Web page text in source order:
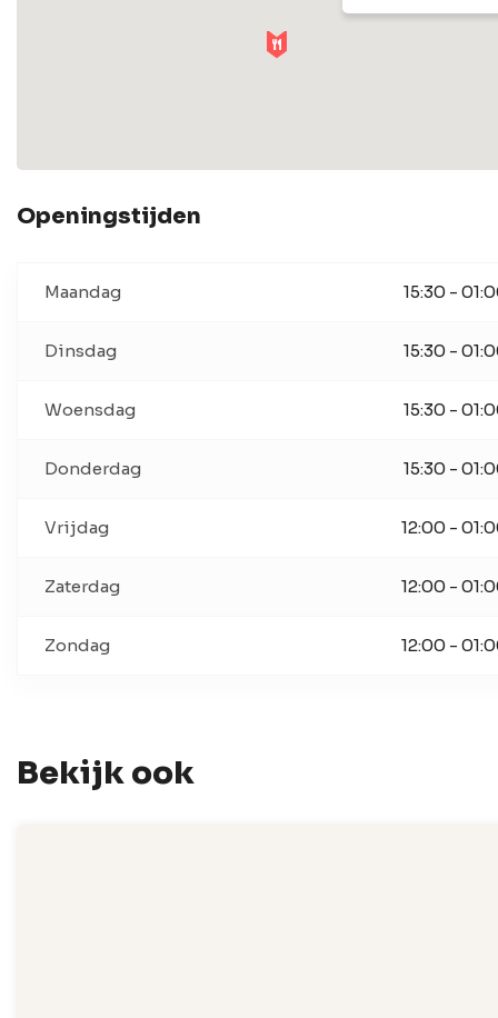
Openingstijden
Maandag 15:30 -
Dinsdag 15:30 -
Woensdag 15:30 -
Donderdag 15:30 -
Vrijdag 12:00 -
Zaterdag 12:00 -
Zondag 12:00 -
Bekijk ook